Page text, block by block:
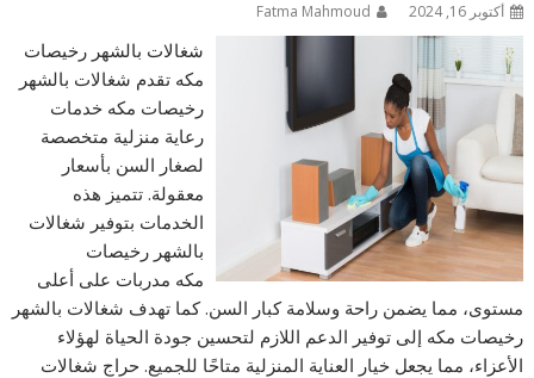
أكتوبر 16, 2024 Fatma Mahmoud
شغالات بالشهر رخيصات
مكه تقدم شغالات بالشهر
رخيصات مكه خدمات
رعاية منزلية متخصصة
لصغار السن بأسعار
معقولة. تتميز هذه
الخدمات بتوفير شغالات
بالشهر رخيصات
مكه مدربات على أعلى
مستوى، مما يضمن راحة وسلامة كبار السن. كما تهدف شغالات بالشهر
رخيصات مكه إلى توفير الدعم اللازم لتحسين جودة الحياة لهؤلاء
الأعزاء، مما يجعل خيار العناية المنزلية متاحًا للجميع. حراج شغالات